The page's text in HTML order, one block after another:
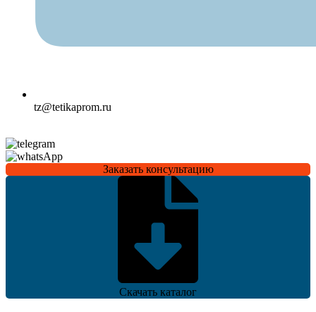
tz@tetikaprom.ru
Заказать консультацию
Скачать каталог